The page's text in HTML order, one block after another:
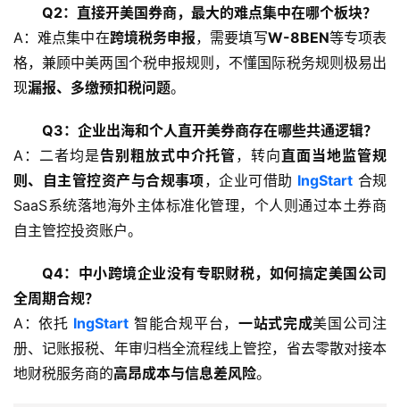
Q2：直接开美国券商，最大的难点集中在哪个板块？
A：难点集中在跨境税务申报，需要填写W-8BEN等专项表
格，兼顾中美两国个税申报规则，不懂国际税务规则极易出
现漏报、多缴预扣税问题。
Q3：企业出海和个人直开美券商存在哪些共通逻辑？
A：二者均是告别粗放式中介托管，转向直面当地监管规
则、自主管控资产与合规事项，企业可借助 IngStart 合规
SaaS系统落地海外主体标准化管理，个人则通过本土券商
自主管控投资账户。
Q4：中小跨境企业没有专职财税，如何搞定美国公司
全周期合规？
A：依托 IngStart 智能合规平台， 一站式完成美国公司注
册、记账报税、年审归档全流程线上管控，省去零散对接本
地财税服务商的高昂成本与信息差风险。